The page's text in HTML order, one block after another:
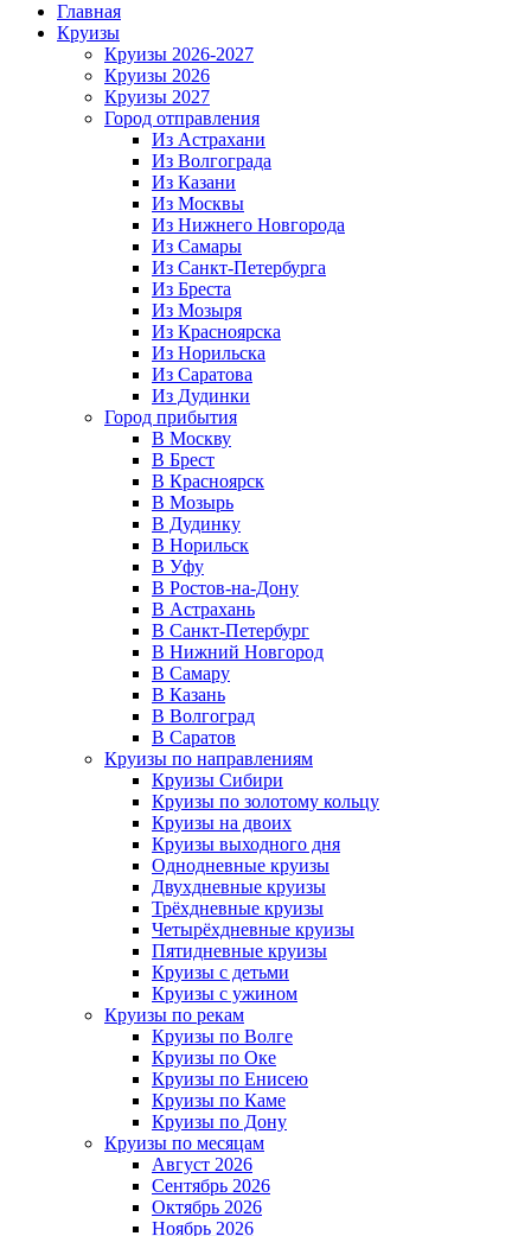
Главная
Круизы
Круизы 2026-2027
Круизы 2026
Круизы 2027
Город отправления
Из Астрахани
Из Волгограда
Из Казани
Из Москвы
Из Нижнего Новгорода
Из Самары
Из Санкт-Петербурга
Из Бреста
Из Мозыря
Из Красноярска
Из Норильска
Из Саратова
Из Дудинки
Город прибытия
В Москву
В Брест
В Красноярск
В Мозырь
В Дудинку
В Норильск
В Уфу
В Ростов-на-Дону
В Астрахань
В Санкт-Петербург
В Нижний Новгород
В Самару
В Казань
В Волгоград
В Саратов
Круизы по направлениям
Круизы Сибири
Круизы по золотому кольцу
Круизы на двоих
Круизы выходного дня
Однодневные круизы
Двухдневные круизы
Трёхдневные круизы
Четырёхдневные круизы
Пятидневные круизы
Круизы с детьми
Круизы с ужином
Круизы по рекам
Круизы по Волге
Круизы по Оке
Круизы по Енисею
Круизы по Каме
Круизы по Дону
Круизы по месяцам
Август 2026
Сентябрь 2026
Октябрь 2026
Ноябрь 2026